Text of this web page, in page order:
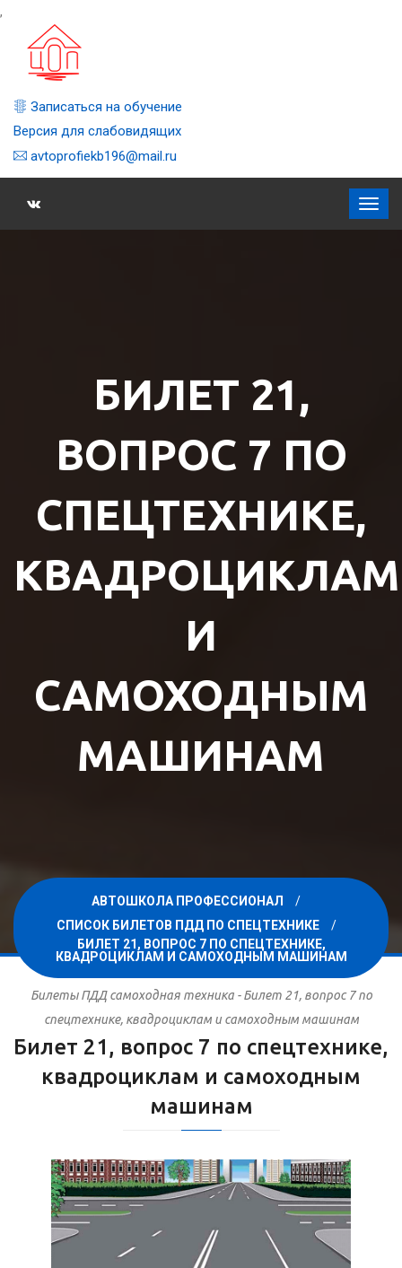
,
Записаться на обучение
Версия для слабовидящих
avtoprofiekb196@mail.ru
БИЛЕТ 21,
ВОПРОС 7 ПО
СПЕЦТЕХНИКЕ,
КВАДРОЦИКЛАМ
И
САМОХОДНЫМ
МАШИНАМ
АВТОШКОЛА ПРОФЕССИОНАЛ
СПИСОК БИЛЕТОВ ПДД ПО СПЕЦТЕХНИКЕ
БИЛЕТ 21, ВОПРОС 7 ПО СПЕЦТЕХНИКЕ,
КВАДРОЦИКЛАМ И САМОХОДНЫМ МАШИНАМ
Билеты ПДД самоходная техника - Билет 21, вопрос 7 по
спецтехнике, квадроциклам и самоходным машинам
Билет 21, вопрос 7 по спецтехнике,
квадроциклам и самоходным
машинам